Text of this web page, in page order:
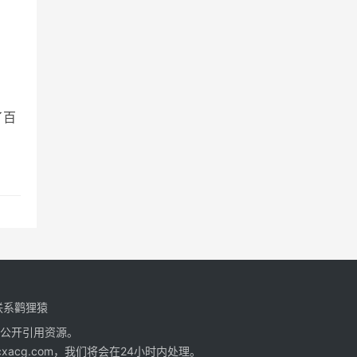
系鹳狸猿
开引用资源。
，我们将会在24小时内处理。